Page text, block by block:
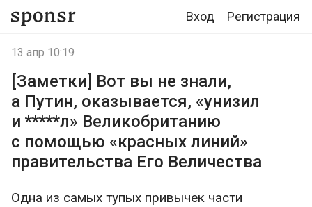
Вход Регистрация
13 апр 10:19
[Заметки] Вот вы не знали,
а Путин, оказывается, «унизил
и *****л» Великобританию
с помощью «красных линий»
правительства Его Величества
Одна из самых тупых привычек части